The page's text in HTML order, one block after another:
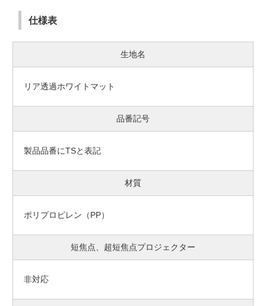
仕様表
生地名
リア透過ホワイトマット
品番記号
製品品番にTSと表記
材質
ポリプロピレン（PP）
短焦点、超短焦点プロジェクター
非対応